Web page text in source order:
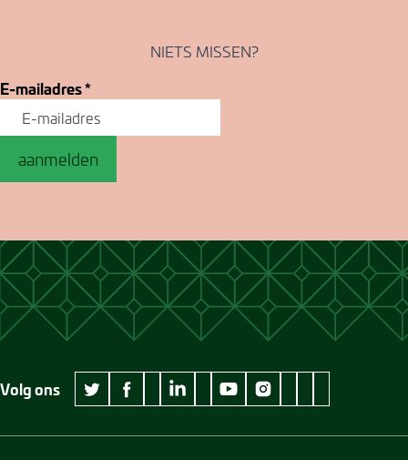
NIETS MISSEN?
E-mailadres*
aanmelden
Volg ons
twitter Museum Jan Cunen
facebook Museum Jan Cunen
wikipedia Museum Jan Cunen
linkedin Museum Jan Cunen
googleplus Museum Jan Cunen
youtube Museum Jan Cunen
instagram Museum